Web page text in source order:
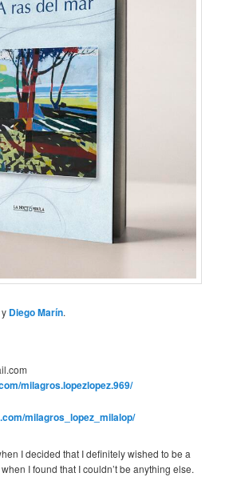
y Diego Marín.
milagros.lopezlopez.969/
milagros_lopez_milalop/
I decided that I definitely wished to be a
I found that I couldn’t be anything else.